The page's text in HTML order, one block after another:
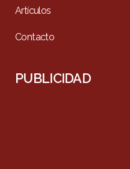
Artículos
Contacto
PUBLICIDAD